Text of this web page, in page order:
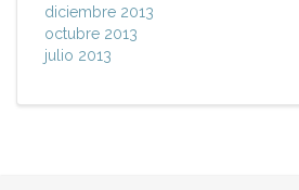
diciembre 2013
octubre 2013
julio 2013